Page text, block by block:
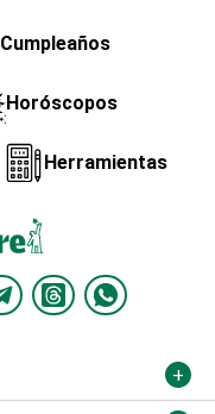
Cumpleaños
Horóscopos
Herramientas